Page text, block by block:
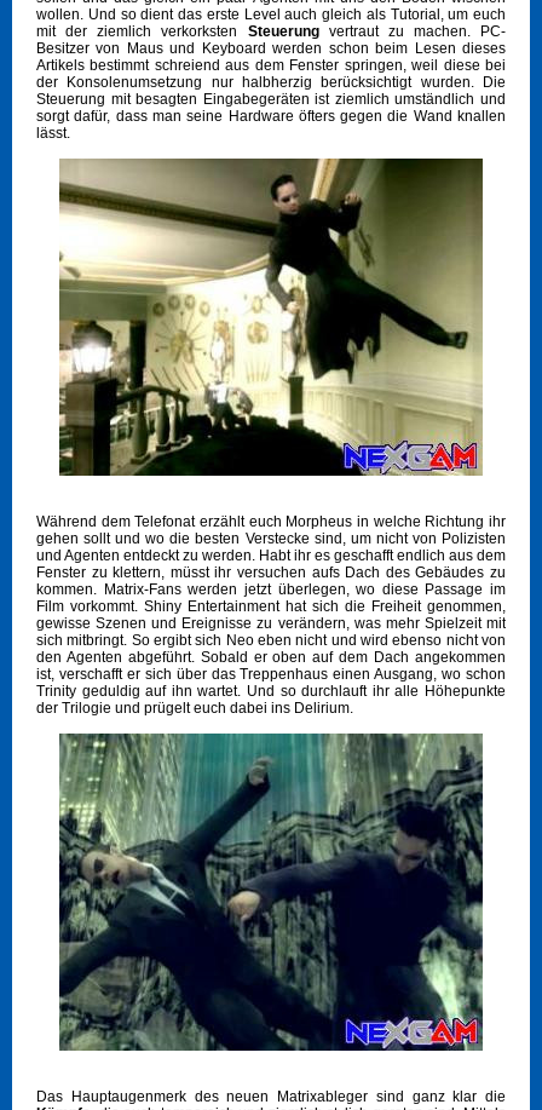
wollen. Und so dient das erste Level auch gleich als Tutorial, um euch
mit der ziemlich verkorksten Steuerungvertraut zu machen. PC-
Besitzer von Maus und Keyboard werden schon beim Lesen dieses
Artikels bestimmt schreiend aus dem Fenster springen, weil diese bei
der Konsolenumsetzung nur halbherzig berücksichtigt wurden. Die
Steuerung mit besagten Eingabegeräten ist ziemlich umständlich und
sorgt dafür, dass man seine Hardware öfters gegen die Wand knallen
lässt.
Während dem Telefonat erzählt euch Morpheus in welche Richtung ihr
gehen sollt und wo die besten Verstecke sind, um nicht von Polizisten
und Agenten entdeckt zu werden. Habt ihr es geschafft endlich aus dem
Fenster zu klettern, müsst ihr versuchen aufs Dach des Gebäudes zu
kommen. Matrix-Fans werden jetzt überlegen, wo diese Passage im
Film vorkommt. Shiny Entertainment hat sich die Freiheit genommen,
gewisse Szenen und Ereignisse zu verändern, was mehr Spielzeit mit
sich mitbringt. So ergibt sich Neo eben nicht und wird ebenso nicht von
den Agenten abgeführt. Sobald er oben auf dem Dach angekommen
ist, verschafft er sich über das Treppenhaus einen Ausgang, wo schon
Trinity geduldig auf ihn wartet. Und so durchlauft ihr alle Höhepunkte
der Trilogie und prügelt euch dabei ins Delirium.
Das Hauptaugenmerk des neuen Matrixableger sind ganz klar die